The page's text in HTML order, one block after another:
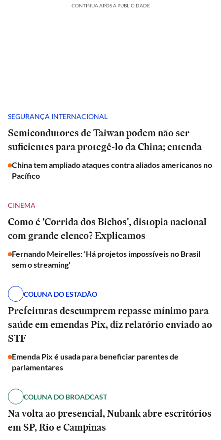
CONTINUA APÓS A PUBLICIDADE
SEGURANÇA INTERNACIONAL
Semicondutores de Taiwan podem não ser
suficientes para protegê-lo da China; entenda
China tem ampliado ataques contra aliados americanos no
Pacífico
CINEMA
Como é 'Corrida dos Bichos', distopia nacional
com grande elenco? Explicamos
Fernando Meirelles: 'Há projetos impossíveis no Brasil
sem o streaming'
COLUNA DO ESTADÃO
Prefeituras descumprem repasse mínimo para
saúde em emendas Pix, diz relatório enviado ao
STF
Emenda Pix é usada para beneficiar parentes de
parlamentares
COLUNA DO BROADCAST
Na volta ao presencial, Nubank abre escritórios
em SP, Rio e Campinas